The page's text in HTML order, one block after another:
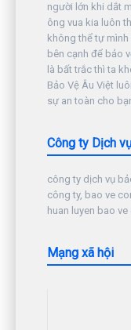
người lớn khi dắt
ông vua kia luôn
không thể tự
bên cạnh để bảo
là bất trắc thì ta
Bảo Vệ Âu Việt
sự an toàn cho
Công ty Dịch
công ty dịch vụ
công ty, bao ve
huan luyen bao
Mạng xã hội